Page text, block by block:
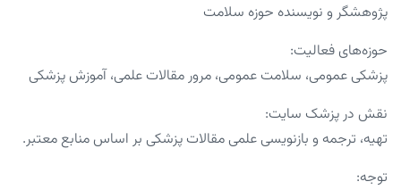
پژوهشگر و نویسنده حوزه سلامت
حوزه‌های فعالیت:
پزشکی عمومی، سلامت عمومی، مرور مقالات علمی، آموزش پزشکی
نقش در پزشک سایت:
تهیه، ترجمه و بازنویسی علمی مقالات پزشکی بر اساس منابع معتبر.
توجه: